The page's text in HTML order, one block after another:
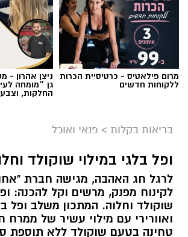
מרום פילאטיס - כרטיסיית הכרות
ללקוחות חדשים
ניצן אהרון -
גן ״מומחה
החלקות,
בריאות בקלות > פנאי ואוכל
ופל בלגי במילוי שוקולד
לרגל חג האהבה, מגישה חברת
לקינוח מפנק, מרשים וקל להכנה:
שוקולד וחלוה. המתכון משלב ופל
ואוורירי עם מילוי עשיר של ממרח
טחינה בטעם שוקולד ללא תוספת